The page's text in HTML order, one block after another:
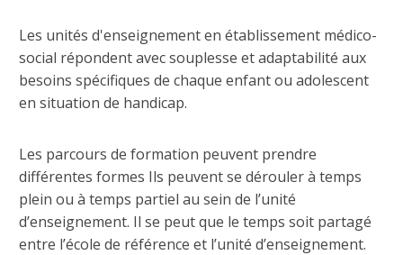
Les unités d'enseignement en établissement médico-
social répondent avec souplesse et adaptabilité aux
besoins spécifiques de chaque enfant ou adolescent
en situation de handicap.
Les parcours de formation peuvent prendre
différentes formes Ils peuvent se dérouler à temps
plein ou à temps partiel au sein de l’unité
d’enseignement. Il se peut que le temps soit partagé
entre l’école de référence et l’unité d’enseignement.